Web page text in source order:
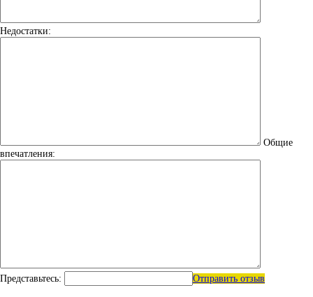
Недостатки:
Общие
впечатления:
Представьтесь: Отправить отзыв